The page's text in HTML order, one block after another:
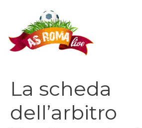
contenuto
La scheda
dell’arbitro